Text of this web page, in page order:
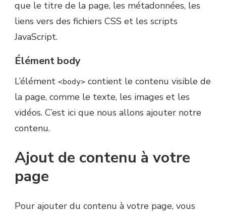
que le titre de la page, les métadonnées, les
liens vers des fichiers CSS et les scripts
JavaScript.
Élément body
L’élément <body> contient le contenu visible de
la page, comme le texte, les images et les
vidéos. C’est ici que nous allons ajouter notre
contenu.
Ajout de contenu à votre
page
Pour ajouter du contenu à votre page, vous